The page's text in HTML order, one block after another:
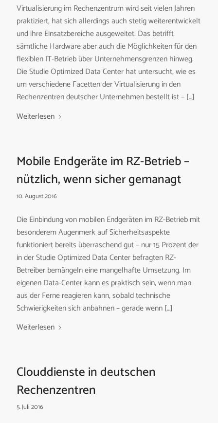
Virtualisierung im Rechenzentrum wird seit vielen Jahren
praktiziert, hat sich allerdings auch stetig weiterentwickelt
und ihre Einsatzbereiche ausgeweitet. Das betrifft
sämtliche Hardware aber auch die Möglichkeiten für den
flexiblen IT-Betrieb über Unternehmensgrenzen hinweg.
Die Studie Optimized Data Center hat untersucht, wie es
um verschiedene Facetten der Virtualisierung in den
Rechenzentren deutscher Unternehmen bestellt ist – […]
Weiterlesen
Mobile Endgeräte im RZ-Betrieb –
nützlich, wenn sicher gemanagt
10. August 2016
Die Einbindung von mobilen Endgeräten im RZ-Betrieb mit
besonderem Augenmerk auf Sicherheitsaspekte
funktioniert bereits überraschend gut – nur 15 Prozent der
in der Studie Optimized Data Center befragten RZ-
Betreiber bemängeln eine mangelhafte Umsetzung. Im
eigenen Data-Center kann es praktisch sein, wenn man
aus der Ferne reagieren kann, sobald technische
Schwierigkeiten sich anbahnen – gerade wenn […]
Weiterlesen
Clouddienste in deutschen
Rechenzentren
5. Juli 2016